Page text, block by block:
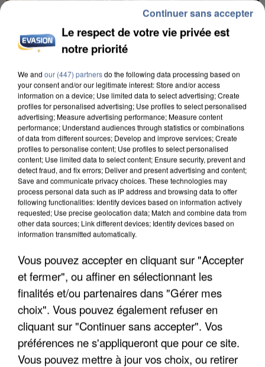
INCENDIES : L’ÎLE-DE-FRANCE LANCE UN ÉLAN
DE SOLIDARITÉ AVEC LES...
APRÈS TOUTES CES CANICULES, LES REFUGES
DE FAUNE SAUVAGE SONT...
Le respect de votre vie privée est
notre priorité
We and our (447) partnersdo the following data processing based on
your consent and/or our legitimate interest: Store and/or access
information on a device; Use limited data to select advertising; Create
profiles for personalised advertising; Use profiles to select personalised
advertising; Measure advertising performance; Measure content
performance; Understand audiences through statistics or combinations
of data from different sources; Develop and improve services; Create
profiles to personalise content; Use profiles to select personalised
content; Use limited data to select content; Ensure security, prevent and
detect fraud, and fix errors; Deliver and present advertising and content;
Save and communicate privacy choices. These technologies may
process personal data such as IP address and browsing data to offer
following functionalities: Identify devices based on information actively
requested; Use precise geolocation data; Match and combine data from
other data sources; Link different devices; Identify devices based on
information transmitted automatically.
Vous pouvez accepter en cliquant sur "Accepter
et fermer", ou affiner en sélectionnant les
finalités et/ou partenaires dans "Gérer mes
choix". Vous pouvez également refuser en
cliquant sur "Continuer sans accepter". Vos
préférences ne s'appliqueront que pour ce site.
Vous pouvez mettre à jour vos choix, ou retirer
Continuer sans accepter